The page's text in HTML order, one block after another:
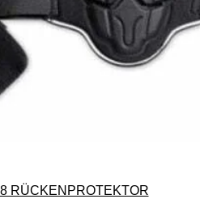
RÜCKENPROTEKTOR